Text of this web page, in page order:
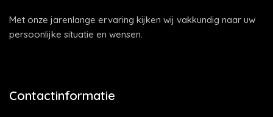
Met onze jarenlange ervaring kijken wij vakkundig naar uw
persoonlijke situatie en wensen.
Contactinformatie